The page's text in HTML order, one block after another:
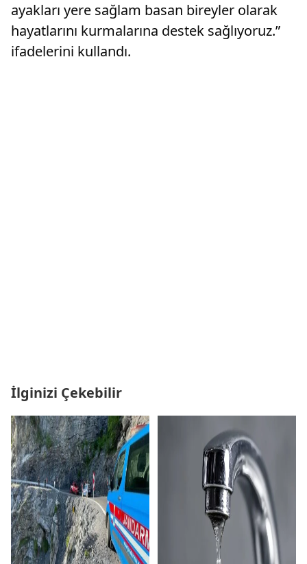
ayakları yere sağlam basan bireyler olarak
hayatlarını kurmalarına destek sağlıyoruz.”
ifadelerini kullandı.
İlginizi Çekebilir